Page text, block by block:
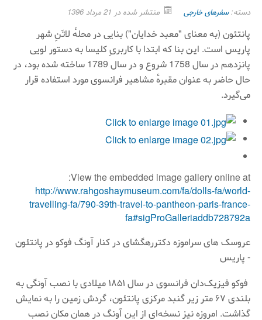
دسته:سفرهای خارجی منتشر شده در 21 مرداد 1396
پانتئون (به معنای "معبد خدایان") بنایی در محلهٔ لاتَنِ شهر
پاریس است. این بنا که ابتدا با کاربریِ کلیسا به دستور لویی
پانزدهم در سال 1758 شروع و در سال 1789 ساخته شده بود، در
حال حاضر به عنوان مقبرهٔ مشاهیر فرانسوی مورد استفاده قرار
می‌گیرد.
View the embedded image gallery online at:
http://www.rahgoshaymuseum.com/fa/dolls-fa/world-
travelling-fa/790-39th-travel-to-pantheon-paris-france-
fa#sigProGalleriaddb728792a
عروسک های سراموزه دکتررهگشای در کنار آونگ فوکو در پانتئون
- پاریس
فوکو فیزیک‌دان فرانسوی در سال ۱۸۵۱ میلادی با نصب آونگی به
بلندی ۶۷ متر زیر گنبد مرکزی پانتئون، گردش زمین را به نمایش
گذاشت. امروزه نیز نسخه‌ای از این آونگ در همان مکان نصب